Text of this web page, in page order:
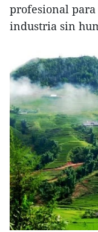
profesional
industria sin